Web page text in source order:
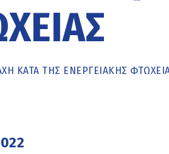
ΚΑΤΆ ΤΗΣ ΕΝΕΡΓΕΙΑΚΉΣ